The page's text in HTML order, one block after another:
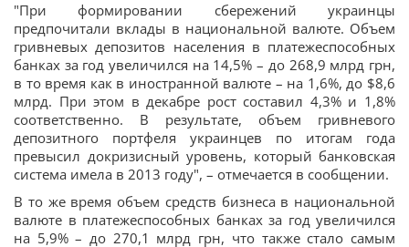
"При формировании сбережений украинцы
предпочитали вклады в национальной валюте. Объем
гривневых депозитов населения в платежеспособных
банках за год увеличился на 14,5% – до 268,9 млрд грн,
в то время как в иностранной валюте – на 1,6%, до $8,6
млрд. При этом в декабре рост составил 4,3% и 1,8%
соответственно. В результате, объем гривневого
депозитного портфеля украинцев по итогам года
превысил докризисный уровень, который банковская
система имела в 2013 году", – отмечается в сообщении.
В то же время объем средств бизнеса в национальной
валюте в платежеспособных банках за год увеличился
на 5,9% – до 270,1 млрд грн, что также стало самым